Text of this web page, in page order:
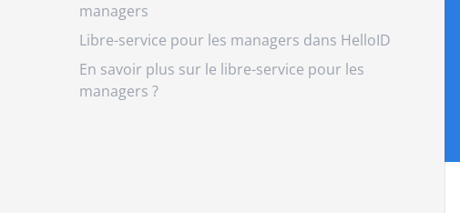
managers
Libre-service pour les managers dans HelloID
En savoir plus sur le libre-service pour les
managers ?